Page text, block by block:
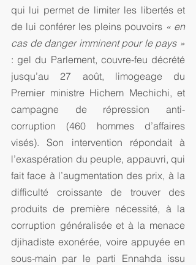
qui lui permet de limiter les libertés et
de lui conférer les pleins pouvoirs « en
cas de danger imminent pour le pays »
: gel du Parlement, couvre-feu décrété
jusqu’au 27 août, limogeage du
Premier ministre Hichem Mechichi, et
campagne de répression anti-
corruption (460 hommes d’affaires
visés). Son intervention répondait à
l’exaspération du peuple, appauvri, qui
fait face à l’augmentation des prix, à la
difficulté croissante de trouver des
produits de première nécessité, à la
corruption généralisée et à la menace
djihadiste exonérée, voire appuyée en
sous-main par le parti Ennahda issu